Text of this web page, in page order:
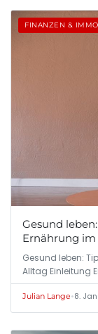
FINANZEN &
Gesund
Ernährung
Gesund leben:
Alltag Einleitung
Julian Lange•8.